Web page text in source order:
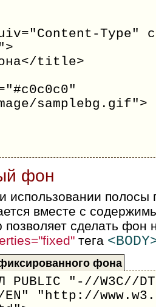
title>
samplebg.gif">
фон
использовании полосы
вместе с
позволяет сделать
тега
фона
PUBLIC "-//W3C//
"http://